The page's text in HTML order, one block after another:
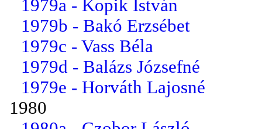
1979a - Kopik István
1979b - Bakó Erzsébet
1979c - Vass Béla
1979d - Balázs Józsefné
1979e - Horváth Lajosné
1980